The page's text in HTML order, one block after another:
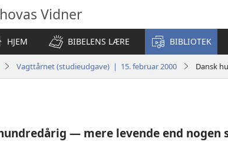
Vidner
HJEM
BIBELENS LÆRE BIBLIOTEK
Vagttårnet (studieudgave) | 15. februar 2000 Dansk
— mere levende end nogen